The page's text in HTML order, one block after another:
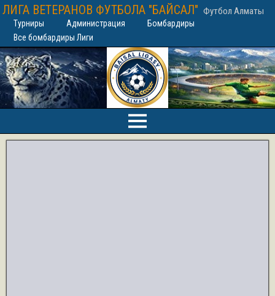
ЛИГА ВЕТЕРАНОВ ФУТБОЛА "БАЙСАЛ" Футбол Алматы
Турниры Администрация
Бомбардиры
Все бомбардиры Лиги